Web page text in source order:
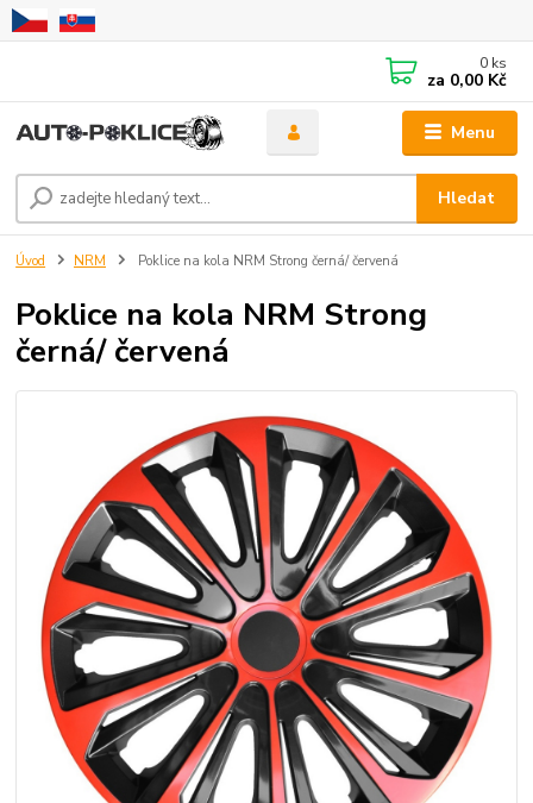
Menu
Hledat
0 ks
za 0,00 Kč
Úvod NRM Poklice na kola NRM Strong černá/ červená
Poklice na kola NRM Strong
černá/ červená